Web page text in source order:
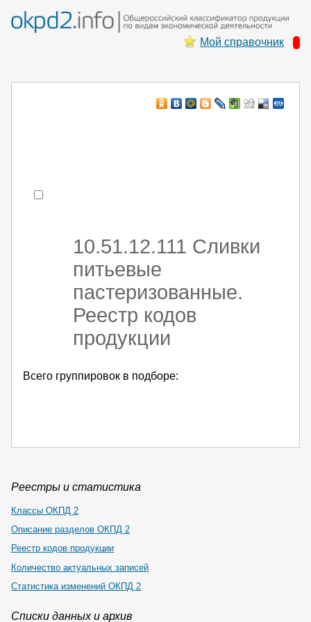
Мой справочник
10.51.12.111 Сливки
питьевые
пастеризованные.
Реестр кодов
продукции
Всего группировок в подборе:
Реестры и статистика
Классы ОКПД 2
Описание разделов ОКПД 2
Реестр кодов продукции
Количество актуальных записей
Статистика изменений ОКПД 2
Списки данных и архив